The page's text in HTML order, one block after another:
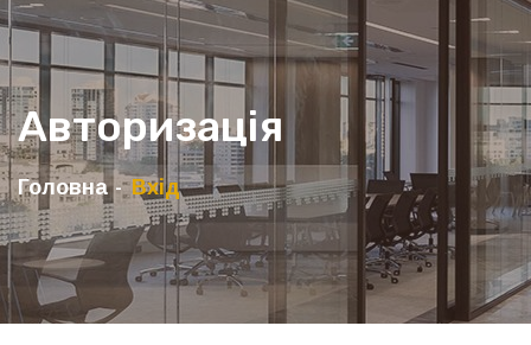
Авторизація
Головна Вхід